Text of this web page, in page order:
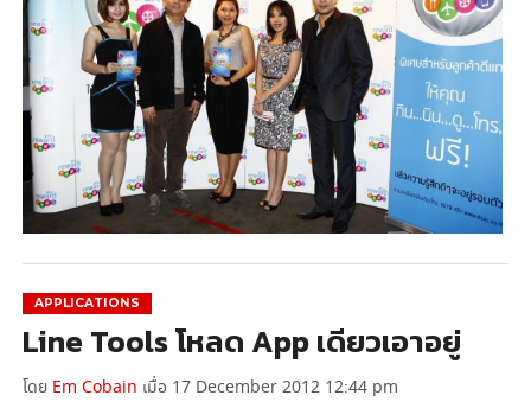
APPLICATIONS
Line Tools โหลด App เดียวเอาอยู่
โดย Em Cobain เมื่อ 17 December 2012 12:44 pm